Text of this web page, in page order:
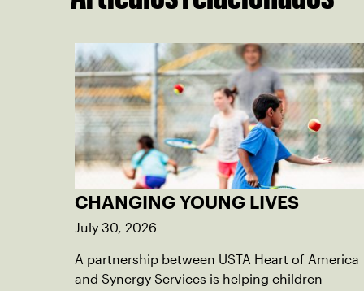
CHANGING YOUNG LIVES
July 30, 2026
A partnership between USTA Heart of America
and Synergy Services is helping children